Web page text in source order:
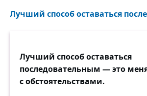
Лучший способ оставаться
Лучший способ оставаться
последовательным — это
с обстоятельствами.